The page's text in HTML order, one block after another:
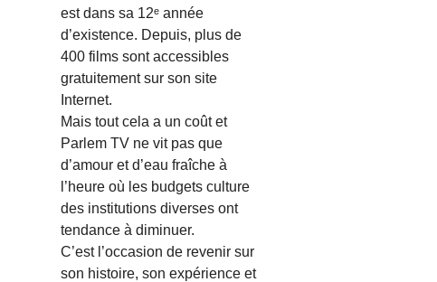
est dans sa 12ᵉ année
d’existence. Depuis, plus de
400 films sont accessibles
gratuitement sur son site
Internet.
Mais tout cela a un coût et
Parlem TV ne vit pas que
d’amour et d’eau fraîche à
l’heure où les budgets culture
des institutions diverses ont
tendance à diminuer.
C’est l’occasion de revenir sur
son histoire, son expérience et